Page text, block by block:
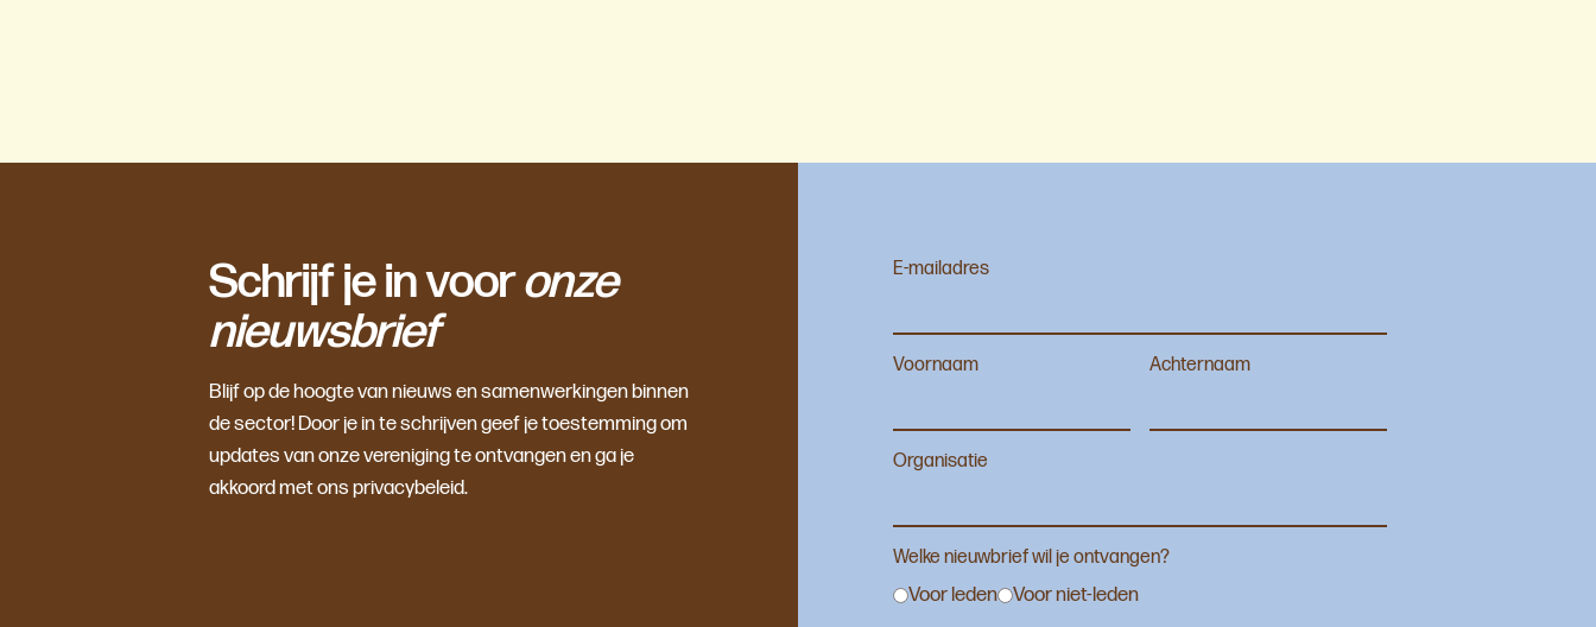
Schrijf je in vooronze
nieuwsbrief
Blijf op de hoogte van nieuws en samenwerkingen binnen
de sector! Door je in te schrijven geef je toestemming om
updates van onze vereniging te ontvangen en ga je
akkoord met ons privacybeleid.
E-mailadres
Voornaam Achternaam
Organisatie
Welke nieuwbrief wil je ontvangen?
Voor leden Voor niet-leden